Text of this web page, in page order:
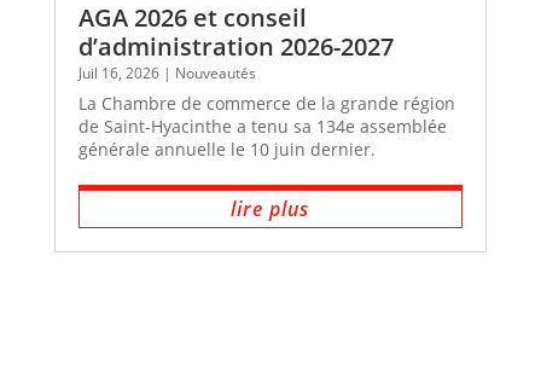
AGA 2026 et conseil
d’administration 2026-2027
Juil 16, 2026| Nouveautés
La Chambre de commerce de la grande région
de Saint-Hyacinthe a tenu sa 134e assemblée
générale annuelle le 10 juin dernier.
lire plus